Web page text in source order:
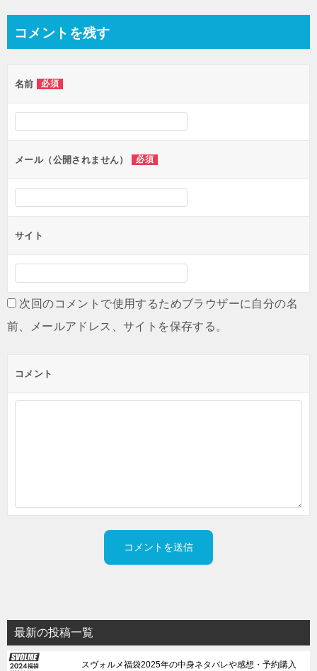
ビ
ー
シ
ョ
ン
コメントを残す
名前 必須
メール（公開されません） 必須
サイト
次回のコメントで使用するためブラウザーに自分の名
前、メールアドレス、サイトを保存する。
コメント
最新の投稿一覧
スヴォルメ福袋2025年の中身ネタバレや感想・予約購入